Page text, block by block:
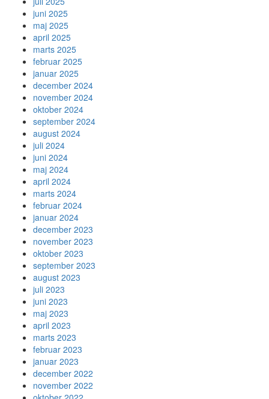
juni 2025
maj 2025
april 2025
marts 2025
februar 2025
januar 2025
december 2024
november 2024
oktober 2024
september 2024
august 2024
juli 2024
juni 2024
maj 2024
april 2024
marts 2024
februar 2024
januar 2024
december 2023
november 2023
oktober 2023
september 2023
august 2023
juli 2023
juni 2023
maj 2023
april 2023
marts 2023
februar 2023
januar 2023
december 2022
november 2022